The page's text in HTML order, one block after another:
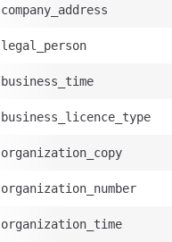
company_address
legal_person
business_time
business_licence_type
organization_copy
organization_number
organization_time